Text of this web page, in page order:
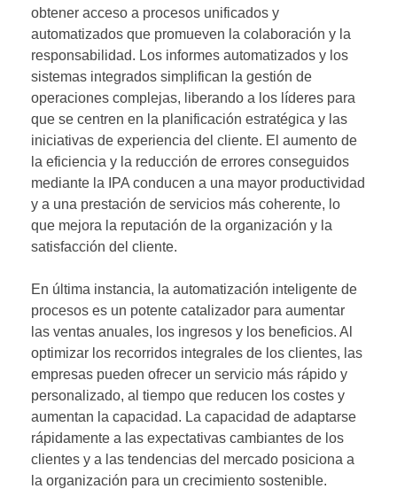
obtener acceso a procesos unificados y
automatizados que promueven la colaboración y la
responsabilidad. Los informes automatizados y los
sistemas integrados simplifican la gestión de
operaciones complejas, liberando a los líderes para
que se centren en la planificación estratégica y las
iniciativas de experiencia del cliente. El aumento de
la eficiencia y la reducción de errores conseguidos
mediante la IPA conducen a una mayor productividad
y a una prestación de servicios más coherente, lo
que mejora la reputación de la organización y la
satisfacción del cliente.
En última instancia, la automatización inteligente de
procesos es un potente catalizador para aumentar
las ventas anuales, los ingresos y los beneficios. Al
optimizar los recorridos integrales de los clientes, las
empresas pueden ofrecer un servicio más rápido y
personalizado, al tiempo que reducen los costes y
aumentan la capacidad. La capacidad de adaptarse
rápidamente a las expectativas cambiantes de los
clientes y a las tendencias del mercado posiciona a
la organización para un crecimiento sostenible.